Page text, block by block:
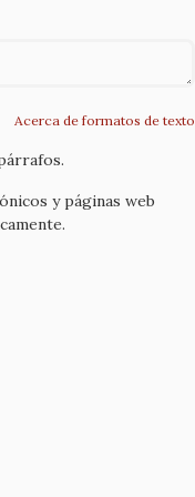
Acerca de formatos de texto
y páginas web